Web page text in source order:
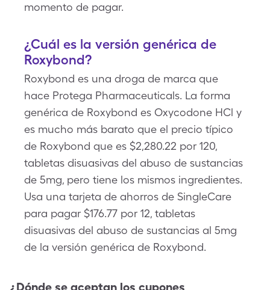
momento de pagar.
¿Cuál es la versión genérica de
Roxybond?
Roxybond es una droga de marca que
hace Protega Pharmaceuticals. La forma
genérica de Roxybond es Oxycodone HCl y
es mucho más barato que el precio típico
de Roxybond que es $2,280.22 por 120,
tabletas disuasivas del abuso de sustancias
de 5mg, pero tiene los mismos ingredientes.
Usa una tarjeta de ahorros de SingleCare
para pagar $176.77 por 12, tabletas
disuasivas del abuso de sustancias al 5mg
de la versión genérica de Roxybond.
¿Dónde se aceptan los cupones